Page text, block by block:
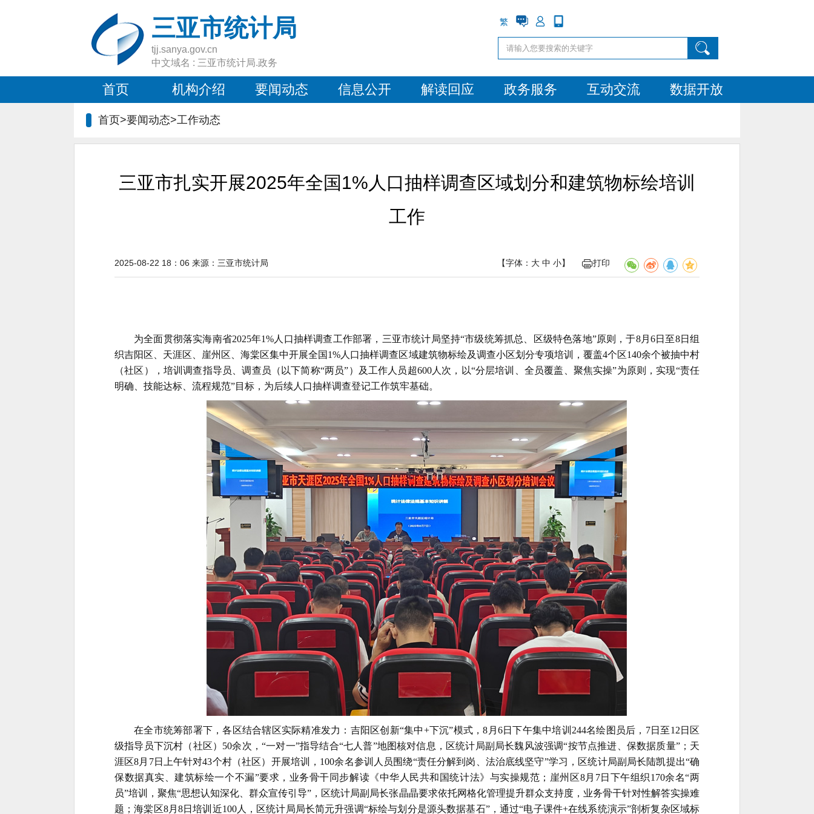
三亚市统计局
tjj.sanya.gov.cn
中文域名 : 三亚市统计局.政务
繁
首页 机构介绍 要闻动态 信息公开 解读回应 政务服务 互动交流 数据开放
首页>要闻动态>工作动态
三亚市扎实开展2025年全国1%人口抽样调查区域划分和建筑物标绘培训
工作
【字体： 大 中 小】 打印
2025-08-22 18：06 来源： 三亚市统计局
为全面贯彻落实海南省2025年1%人口抽样调查工作部署，三亚市统计局坚持“市级统筹抓总、区级特色落地”原则，于8月6日至8日组
织吉阳区、天涯区、崖州区、海棠区集中开展全国1%人口抽样调查区域建筑物标绘及调查小区划分专项培训，覆盖4个区140余个被抽中村
（社区），培训调查指导员、调查员（以下简称“两员”）及工作人员超600人次，以“分层培训、全员覆盖、聚焦实操”为原则，实现“责任
明确、技能达标、流程规范”目标，为后续人口抽样调查登记工作筑牢基础。
在全市统筹部署下，各区结合辖区实际精准发力：吉阳区创新“集中+下沉”模式，8月6日下午集中培训244名绘图员后，7日至12日区
级指导员下沉村（社区）50余次，“一对一”指导结合“七人普”地图核对信息，区统计局副局长魏风波强调“按节点推进、保数据质量”；天
涯区8月7日上午针对43个村（社区）开展培训，100余名参训人员围绕“责任分解到岗、法治底线坚守”学习，区统计局副局长陆凯提出“确
保数据真实、建筑标绘一个不漏”要求，业务骨干同步解读 《中华人民共和国统计法》 与实操规范；崖州区8月7日下午组织170余名“两
员”培训，聚焦“思想认知深化、群众宣传引导”，区统计局副局长张晶晶要求依托网格化管理提升群众支持度，业务骨干针对性解答实操难
题；海棠区8月8日培训近100人，区统计局局长简元升强调“标绘与划分是源头数据基石”，通过“电子课件+在线系统演示”剖析复杂区域标